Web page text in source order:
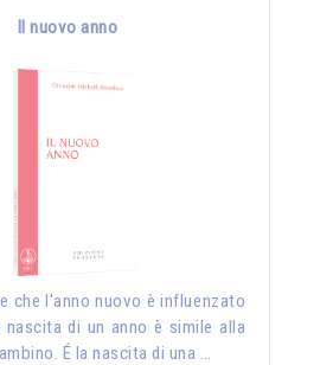
Il nuovo anno
che l'anno nuovo è influenzato
nascita di un anno è simile alla
É la nascita di una …